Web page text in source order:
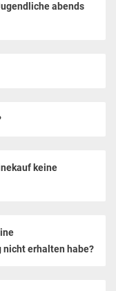
abends
keine
erhalten habe?